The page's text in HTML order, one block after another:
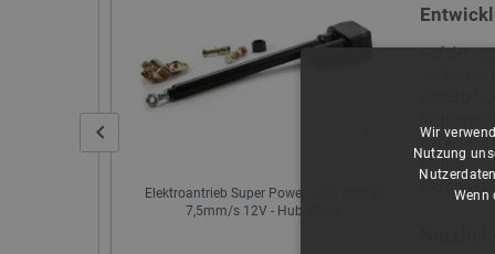
Elektroantrieb Super Power Jack 2000N
7,5mm/s 12V - Hub 44cm
Auf der
Wir
Wir
Nutzung
Wenn